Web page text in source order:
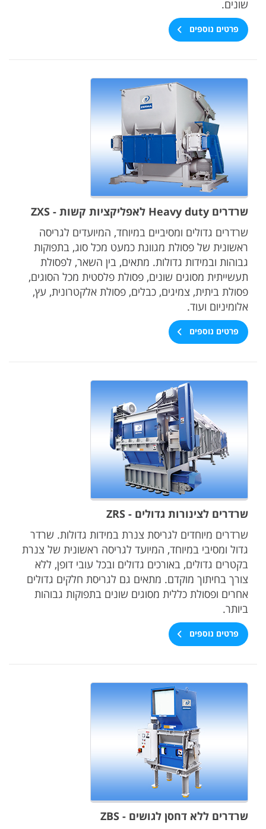
שונים.
פרטים נוספים
שרדרים Heavy duty לאפליקציות קשות - ZXS
שרדרים גדולים ומסיביים במיוחד, המיועדים לגריסה
ראשונית של פסולת מגוונת כמעט מכל סוג, בתפוקות
גבוהות ובמידות גדולות. מתאים, בין השאר, לפסולת
תעשייתית מסוגים שונים, פסולת פלסטית מכל הסוגים,
פסולת ביתית, צמיגים, כבלים, פסולת אלקטרונית, עץ,
אלומיניום ועוד.
פרטים נוספים
שרדרים לצינורות גדולים - ZRS
שרדרים מיוחדים לגריסת צנרת במידות גדולות. שרדר
גדול ומסיבי במיוחד, המיועד לגריסה ראשונית של צנרת
בקטרים גדולים, באורכים גדולים ובכל עובי דופן, ללא
צורך בחיתוך מוקדם. מתאים גם לגריסת חלקים גדולים
אחרים ופסולת כללית מסוגים שונים בתפוקות גבוהות
ביותר.
פרטים נוספים
שרדרים ללא דחסן לגושים - ZBS